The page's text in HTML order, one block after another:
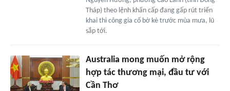
Tháp) theo lệnh khẩn cấp đang gấp rút triển
khai thi công gia cố bờ kè trước mùa mưa, lũ
sắp tới.
Australia mong muốn mở rộng
hợp tác thương mại, đầu tư với
Cần Thơ